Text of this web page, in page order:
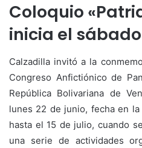
Coloquio
inicia el
Calzadilla invitó a la
Congreso Anfictiónico de
República Bolivariana de
lunes 22 de junio, fecha en
hasta el 15 de julio, cuando
una serie de actividades